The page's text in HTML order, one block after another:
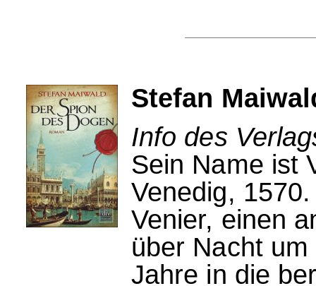
Stefan
Info des
Sein Name ist
Venedig,
Venier, einen
über Nacht
Jahre in die